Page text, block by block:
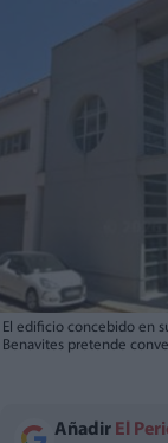
El edificio concebido en
Benavites pretende
Añadir El